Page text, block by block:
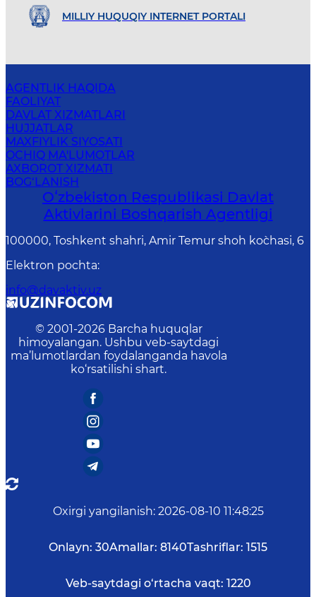
MILLIY HUQUQIY INTERNET PORTALI
AGENTLIK HAQIDA
FAOLIYAT
DAVLAT XIZMATLARI
HUJJATLAR
MAXFIYLIK SIYOSATI
OCHIQ MA'LUMOTLAR
AXBOROT XIZMATI
BOG‘LANISH
Oʻzbekiston Respublikasi Davlat
Aktivlarini Boshqarish Agentligi
100000, Toshkent shahri, Amir Temur shoh ko`chasi, 6
Elektron pochta:
info@davaktiv.uz
© 2001-2026 Barcha huquqlar
himoyalangan. Ushbu veb-saytdagi
ma’lumotlardan foydalanganda havola
ko‘rsatilishi shart.
Oxirgi yangilanish: 2026-08-10 11:48:25
Onlayn: 30Amallar: 8140Tashriflar: 1515
Veb-saytdagi o‘rtacha vaqt: 1220